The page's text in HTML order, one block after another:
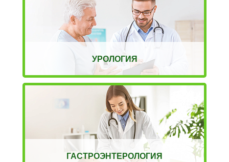
УРОЛОГИЯ
ГАСТРОЭНТЕРОЛОГИЯ